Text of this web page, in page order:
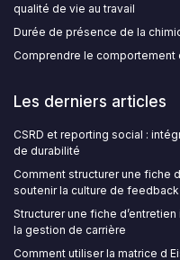
qualité de vie au travail
Durée de présence de la
Comprendre le comportement
Les derniers articles
CSRD et reporting social :
de durabilité
Comment structurer une fiche
soutenir la culture de feedback
Structurer une fiche
la gestion de carrière
Comment utiliser la matrice d